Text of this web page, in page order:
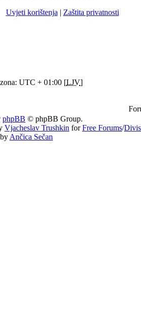
Uvjeti korištenja | Zaštita privatnosti
UTC + 01:00 [LJV]
phpBB © phpBB Group.
Vjacheslav Trushkin forFree Forums/
Ančica Sečan